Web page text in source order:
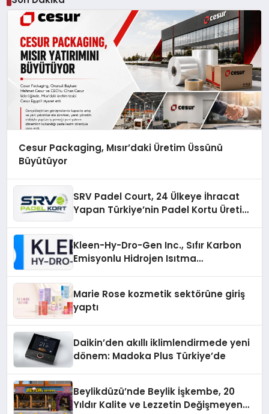
Cesur Packaging, Mısır’daki Üretim Üssünü
Büyütüyor
SRV Padel Court, 24 Ülkeye İhracat
Yapan Türkiye’nin Padel Kortu Üretim
Kleen-Hy-Dro-Gen Inc., Sıfır Karbon
Emisyonlu Hidrojen Isıtma
Marie Rose kozmetik sektörüne giriş
yaptı
Daikin’den akıllı iklimlendirmede yeni
dönem: Madoka Plus Türkiye’de
Beylikdüzü’nde Beylik İşkembe, 20
Yıldır Kalite ve Lezzetin Değişmeyen